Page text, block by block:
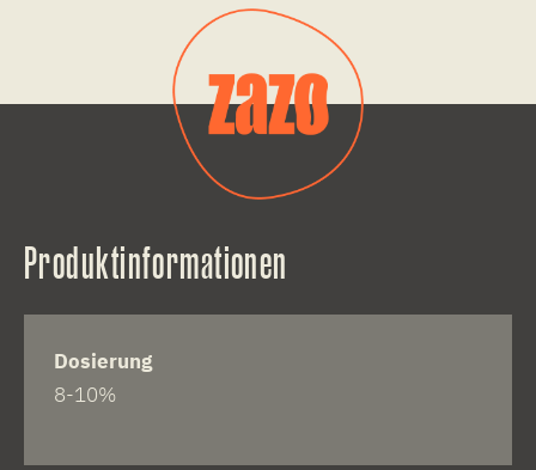
Produktinformationen
Dosierung
8-10%